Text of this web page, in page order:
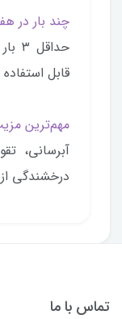
چند بار در
قابل
مهم‌ترین
آبرسانی،
درخشندگی
تماس با ما